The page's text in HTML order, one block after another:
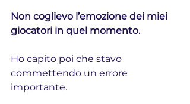
Non coglievo l’emozione dei miei
giocatori in quel momento.
Ho capito poi che stavo
commettendo un errore
importante.